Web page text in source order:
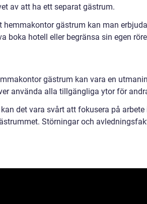
av att ha ett separat gästrum.
gästrum kan man
boka hotell eller begränsa sin egen
gästrum kan vara en
använda alla tillgängliga ytor för
det vara svårt att fokusera på
Störningar och